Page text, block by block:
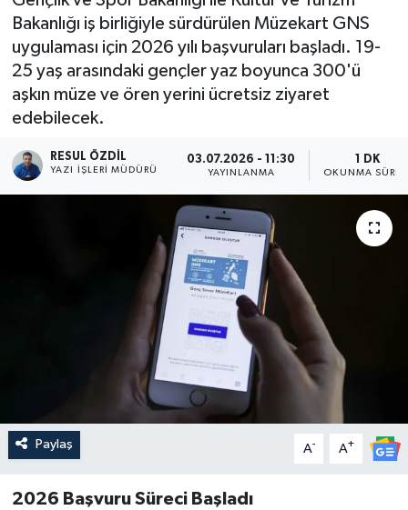
Bakanlığı iş birliğiyle sürdürülen Müzekart GNS
uygulaması için 2026 yılı başvuruları başladı. 19-
25 yaş arasındaki gençler yaz boyunca 300'ü
aşkın müze ve ören yerini ücretsiz ziyaret
edebilecek.
RESUL ÖZDIL
YAZI İŞLERI MÜDÜRÜ
03.07.2026 - 11:30
YAYINLANMA
1 DK
OKUNMA
Paylaş A- A+
2026 Başvuru Süreci Başladı